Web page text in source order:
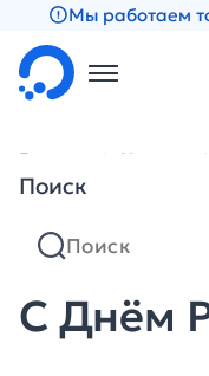
Мы работаем
Поиск
Главная Новости
С Днём